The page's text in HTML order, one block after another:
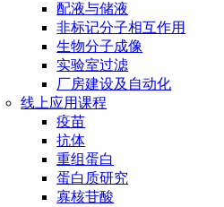
配液与储液
非标记分子相互作用
生物分子成像
实验室过滤
厂房建设及自动化
线上应用课程
疫苗
抗体
重组蛋白
蛋白质研究
寡核苷酸